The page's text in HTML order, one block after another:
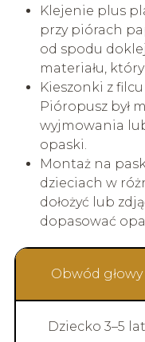
Klejenie plus
przy piórach
od spodu
materiału,
Kieszonki z
Pióropusz był
wyjmowania
opaski.
Montaż na
dzieciach w
dołożyć lub
dopasować
Obwód głowy
Dziecko 3–5 lat